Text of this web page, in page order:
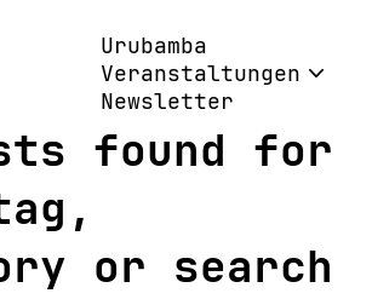
Urubamba
Veranstaltungen
In Eching
Alle
Film
Fest
Newsletter
found for
or search